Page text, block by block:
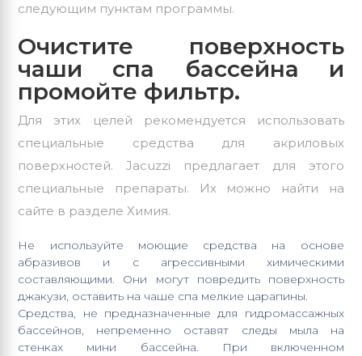
следующим пунктам программы.
Очистите поверхность
чаши спа бассейна и
промойте фильтр.
Для этих целей рекомендуется использовать
специальные средства для акриловых
поверхностей.Jacuzzi предлагает для этого
специальные препараты. Их можно найти на
сайте в разделе Химия.
Не используйте моющие средства на основе
абразивов и с агрессивными химическими
составляющими. Они могут повредить поверхность
джакузи, оставить на чаше спа мелкие царапины.
Средства, не предназначенные для гидромассажных
бассейнов, непременно оставят следы мыла на
стенках мини бассейна. При включенном